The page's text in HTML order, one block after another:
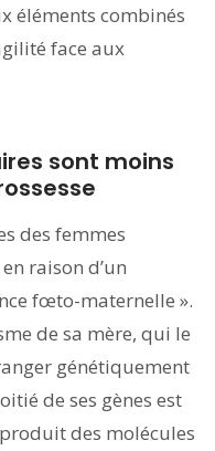
éléments combinés
face aux
sont moins
des femmes
raison d’un
fœto-maternelle ».
de sa mère, qui le
génétiquement
de ses gènes est
des molécules